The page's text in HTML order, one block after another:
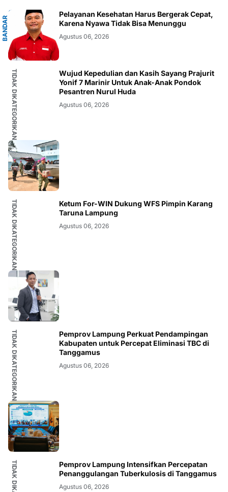
B
A
N
D
A
R
L
A
M
P
U
N
Pelayanan Kesehatan Harus Bergerak Cepat,
Karena Nyawa Tidak Bisa Menunggu
Agustus 06, 2026
TIDAK DIKATEGORIKAN
Wujud Kepedulian dan Kasih Sayang Prajurit
Yonif 7 Marinir Untuk Anak-Anak Pondok
Pesantren Nurul Huda
Agustus 06, 2026
TIDAK DIKATEGORIKAN
Ketum For-WIN Dukung WFS Pimpin Karang
Taruna Lampung
Agustus 06, 2026
TIDAK DIKATEGORIKAN
Pemprov Lampung Perkuat Pendampingan
Kabupaten untuk Percepat Eliminasi TBC di
Tanggamus
Agustus 06, 2026
Pemprov Lampung Intensifkan Percepatan
Penanggulangan Tuberkulosis di Tanggamus
Agustus 06, 2026